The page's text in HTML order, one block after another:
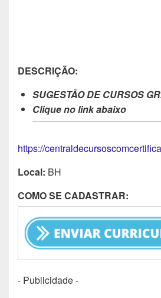
DESCRIÇÃO:
SUGESTÃO DE CURSOS
Clique no link abaixo
https://
Local: BH
COMO SE CADASTRAR:
- Publicidade -